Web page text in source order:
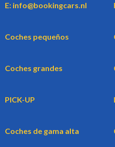
E: info@bookingcars.nl
Coches pequeños
Coches grandes
PICK-UP
Coches de gama alta